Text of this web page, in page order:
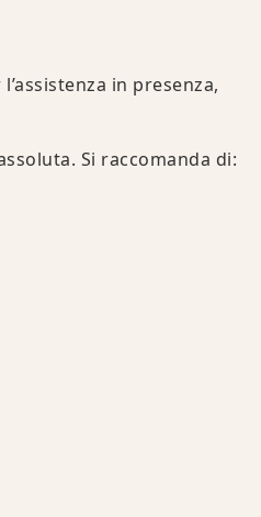
in presenza,
Si raccomanda di: